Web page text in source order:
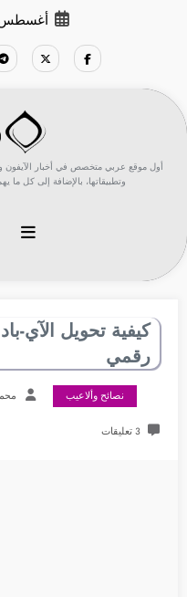
أغسطس 9,
أول موقع عربي متخصص في أخبار الآيفون
وتطبيقاتها، بالإضافة إلى كل ما
كيفية تحويل الآي-
رقمي
نصائح وألاعيب
3 تعليقات